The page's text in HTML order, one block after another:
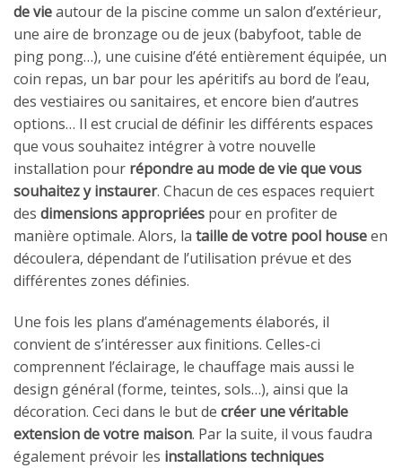
de vieautour de la piscine comme un salon d’extérieur,
une aire de bronzage ou de jeux (babyfoot, table de
ping pong…), une cuisine d’été entièrement équipée, un
coin repas, un bar pour les apéritifs au bord de l’eau,
des vestiaires ou sanitaires, et encore bien d’autres
options… Il est crucial de définir les différents espaces
que vous souhaitez intégrer à votre nouvelle
installation pour répondre au mode de vie que vous
souhaitez y instaurer. Chacun de ces espaces requiert
des dimensions appropriées pour en profiter de
manière optimale. Alors, la taille de votre pool houseen
découlera, dépendant de l’utilisation prévue et des
différentes zones définies.
Une fois les plans d’aménagements élaborés, il
convient de s’intéresser aux finitions. Celles-ci
comprennent l’éclairage, le chauffage mais aussi le
design général (forme, teintes, sols…), ainsi que la
décoration. Ceci dans le but de créer une véritable
extension de votre maison. Par la suite, il vous faudra
également prévoir les installations techniques